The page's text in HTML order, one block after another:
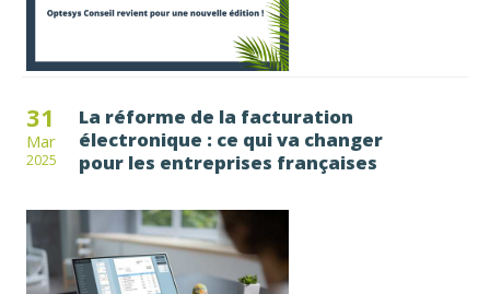
31
Mar
2025
La réforme de la facturation
électronique : ce qui va changer
pour les entreprises françaises